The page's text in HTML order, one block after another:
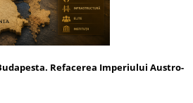
Refacerea Imperiului Austro-